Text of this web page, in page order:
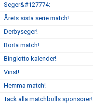
Seger&#127774;
Årets sista serie match!
Derbyseger!
Borta match!
Binglotto kalender!
Vinst!
Hemma match!
Tack alla matchbolls sponsorer!